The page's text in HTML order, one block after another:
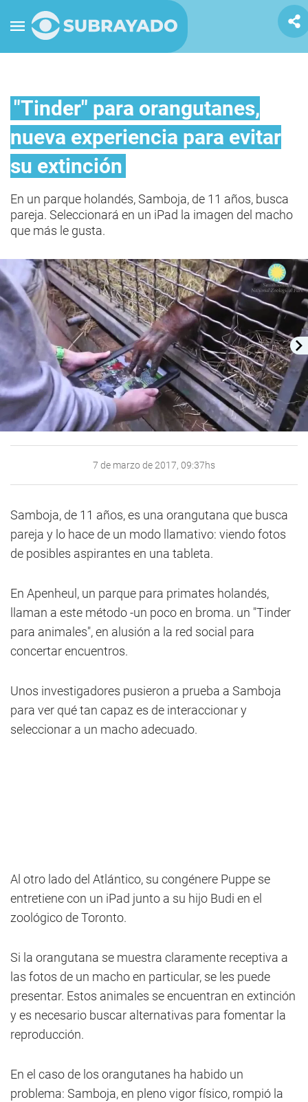
"Tinder" para orangutanes,
nueva experiencia para evitar
su extinción
En un parque holandés, Samboja, de 11 años, busca
pareja. Seleccionará en un iPad la imagen del macho
que más le gusta.
7 de marzo de 2017, 09:37hs
Samboja, de 11 años, es una orangutana que busca
pareja y lo hace de un modo llamativo: viendo fotos
de posibles aspirantes en una tableta.
En Apenheul, un parque para primates holandés,
llaman a este método -un poco en broma. un "Tinder
para animales", en alusión a la red social para
concertar encuentros.
Unos investigadores pusieron a prueba a Samboja
para ver qué tan capaz es de interaccionar y
seleccionar a un macho adecuado.
Al otro lado del Atlántico, su congénere Puppe se
entretiene con un iPad junto a su hijo Budi en el
zoológico de Toronto.
Si la orangutana se muestra claramente receptiva a
las fotos de un macho en particular, se les puede
presentar. Estos animales se encuentran en extinción
y es necesario buscar alternativas para fomentar la
reproducción.
En el caso de los orangutanes ha habido un
problema: Samboja, en pleno vigor físico, rompió la